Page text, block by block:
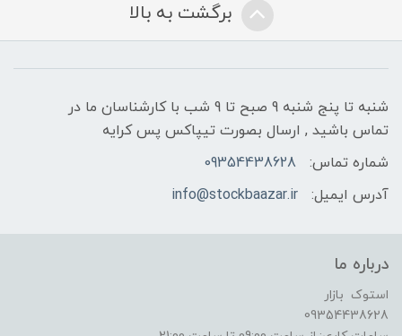
برگشت به بالا
شنبه تا پنج شنبه 9 صبح تا 9 شب با کارشناسان ما در
تماس باشید , ارسال بصورت تیپاکس پس کرایه
شماره تماس:
09354438628
آدرس ایمیل:
info@stockbaazar.ir
درباره ما
استوک بازار
09354438628